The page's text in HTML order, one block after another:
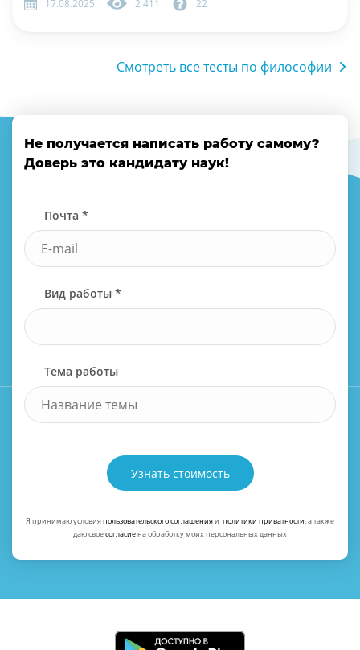
17.08.2025 2 411 22
Смотреть все тесты по философии
Не получается написать работу самому?
Доверь это кандидату наук!
Почта *
Вид работы *
Тема работы
Узнать стоимость
Я принимаю условияпользовательского соглашенияи политики приватности, а также
даю своесогласиена обработку моих персональных данных